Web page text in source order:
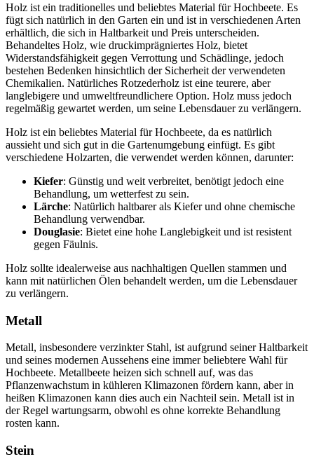
Holz ist ein traditionelles und beliebtes Material für Hochbeete. Es
fügt sich natürlich in den Garten ein und ist in verschiedenen Arten
erhältlich, die sich in Haltbarkeit und Preis unterscheiden.
Behandeltes Holz, wie druckimprägniertes Holz, bietet
Widerstandsfähigkeit gegen Verrottung und Schädlinge, jedoch
bestehen Bedenken hinsichtlich der Sicherheit der verwendeten
Chemikalien. Natürliches Rotzederholz ist eine teurere, aber
langlebigere und umweltfreundlichere Option. Holz muss jedoch
regelmäßig gewartet werden, um seine Lebensdauer zu verlängern.
Holz ist ein beliebtes Material für Hochbeete, da es natürlich
aussieht und sich gut in die Gartenumgebung einfügt. Es gibt
verschiedene Holzarten, die verwendet werden können, darunter:
Kiefer: Günstig und weit verbreitet, benötigt jedoch eine
Behandlung, um wetterfest zu sein.
Lärche: Natürlich haltbarer als Kiefer und ohne chemische
Behandlung verwendbar.
Douglasie: Bietet eine hohe Langlebigkeit und ist resistent
gegen Fäulnis.
Holz sollte idealerweise aus nachhaltigen Quellen stammen und
kann mit natürlichen Ölen behandelt werden, um die Lebensdauer
zu verlängern.
Metall
Metall, insbesondere verzinkter Stahl, ist aufgrund seiner Haltbarkeit
und seines modernen Aussehens eine immer beliebtere Wahl für
Hochbeete. Metallbeete heizen sich schnell auf, was das
Pflanzenwachstum in kühleren Klimazonen fördern kann, aber in
heißen Klimazonen kann dies auch ein Nachteil sein. Metall ist in
der Regel wartungsarm, obwohl es ohne korrekte Behandlung
rosten kann.
Stein